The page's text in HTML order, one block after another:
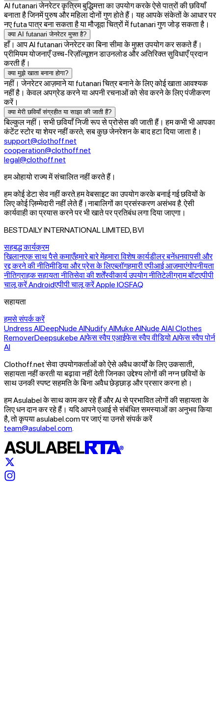
AI futanari जेनरेटर कृत्रिम बुद्धिमत्ता का उपयोग करके ऐसे पात्रों की छवियाँ
बनाता है जिनमें पुरुष और महिला दोनों गुण होते हैं। यह आपके संकेतों के आधार पर
नए futa पात्र बना सकता है या मौजूदा चित्रों में futanari गुण जोड़ सकता है।
क्या AI futanari जेनरेटर मुफ्त है?
हाँ। आप AI futanari जेनरेटर का बिना सीमा के मुफ़्त उपयोग कर सकते हैं।
प्रीमियम योजनाएँ उच्च‑रिज़ॉल्यूशन डाउनलोड और अतिरिक्त सुविधाएँ प्रदान
करती हैं।
क्या मुझे खाता बनाना होगा?
नहीं। जेनरेटर आज़माने या futanari चित्र बनाने के लिए कोई खाता आवश्यक
नहीं है। केवल अपग्रेड करने या अपनी रचनाओं को सेव करने के लिए पंजीकरण
करें।
क्या मेरी छवियाँ संग्रहीत या साझा की जाती हैं?
बिल्कुल नहीं। सभी छवियाँ निजी रूप से प्रोसेस की जाती हैं। हम कभी भी आपका
कंटेंट स्टोर या शेयर नहीं करते; सब कुछ जेनरेशन के बाद हटा दिया जाता है।
support@clothoff.net
cooperation@clothoff.net
legal@clothoff.net
हम ओहायो राज्य में संचालित नहीं करते हैं।
हम कोई डेटा सेव नहीं करते.हम वेबसाइट का उपयोग करके बनाई गई छवियों के
लिए कोई ज़िम्मेदारी नहीं लेते हैं।नाबालिगों का प्रसंस्करण असंभव है. ऐसी
कार्यवाही का प्रयास करने पर भी खाते पर प्रतिबंध लगा दिया जाएगा।
BESTDAILY INTERNATIONAL LIMITED, BVI
सहबद्ध कार्यक्रम
खिलानएक साथ पैसे कमाएँहमारे बारे मेंहमारा विशेष कार्यडीलर बनेंधनवापसी और
रद्द करने की नीतिमीडिया और प्रेस के लिएब्लॉगहमारी एपीआई आज़माएंगोपनीयता
नीतिग्राहक सहायता नीतिसेवा की शर्तेंस्वीकार्य उपयोग नीतिटेलीग्राम बॉटएपीपी
चालू करें Androidएपीपी चालू करें Apple IOSFAQ
सहायता
हमसे संपर्क करें
Undress AIDeepNude AINudify AIMuke AINude AIAI Clothes
RemoverDeepsukebe AIफेस स्वैप एआईफेस स्वैप वीडियो AIफेस स्वैप पोर्न
AI
Clothoff.net सेवा उपयोगकर्ताओं को ऐसे अवैध कार्यों के लिए उकसाती,
सहायता नहीं करती या बढ़ावा नहीं देती जिनका उद्देश्य लोगों की नग्न छवियों के
साथ उनकी स्पष्ट सहमति के बिना अवैध छेड़छाड़ और प्रसार करना हो।
हम Asulabel के साथ काम कर रहे हैं और AI से प्रभावित लोगों की सहायता के
लिए धन दान कर रहे हैं। यदि आपने एआई से संबंधित समस्याओं का अनुभव किया
है, तो कृपया asulabel.com पर जाएं या उनसे संपर्क करें
team@asulabel.com